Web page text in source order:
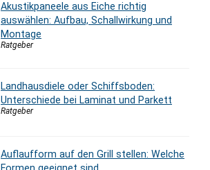
Akustikpaneele aus Eiche richtig
auswählen: Aufbau, Schallwirkung und
Montage
Ratgeber
Landhausdiele oder Schiffsboden:
Unterschiede bei Laminat und Parkett
Ratgeber
Auflaufform auf den Grill stellen: Welche